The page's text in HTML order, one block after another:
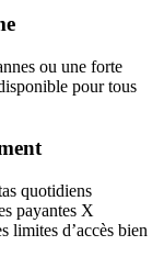
ou une forte
pour tous
quotidiens
payantes X
limites d’accès bien